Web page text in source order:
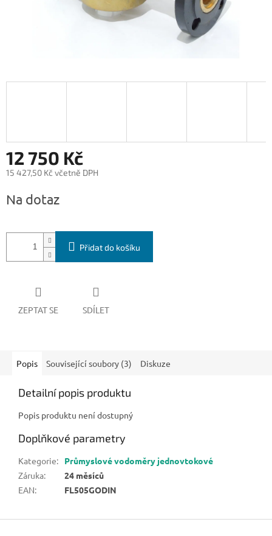
12 750 Kč
15 427,50 Kč včetně DPH
cena:
Na dotaz
Přidat do košíku
ZEPTAT SE SDÍLET
Popis Související soubory (3) Diskuze
Detailní popis produktu
Popis produktu není dostupný
Doplňkové parametry
Kategorie:
Průmyslové vodoměry jednovtokové
Záruka:
24 měsíců
EAN: FL505GODIN